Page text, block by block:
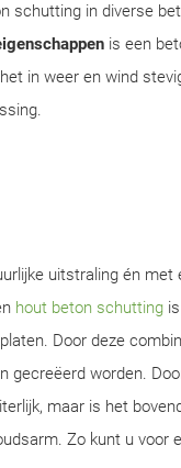
schutting in diverse
is een
in weer en wind
uitstraling én met
hout beton schutting
Door deze
gecreëerd worden.
maar is het
Zo kunt u voor